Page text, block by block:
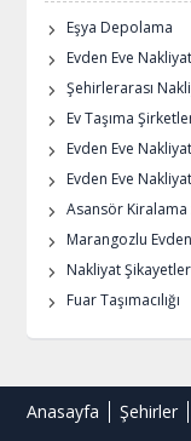
Eşya Depolama
Evden Eve
Şehirlerarası
Ev Taşıma
Evden Eve
Evden Eve
Asansör
Marangozlu
Nakliyat
Fuar Taşımacılığı
Anasayfa Şehirler